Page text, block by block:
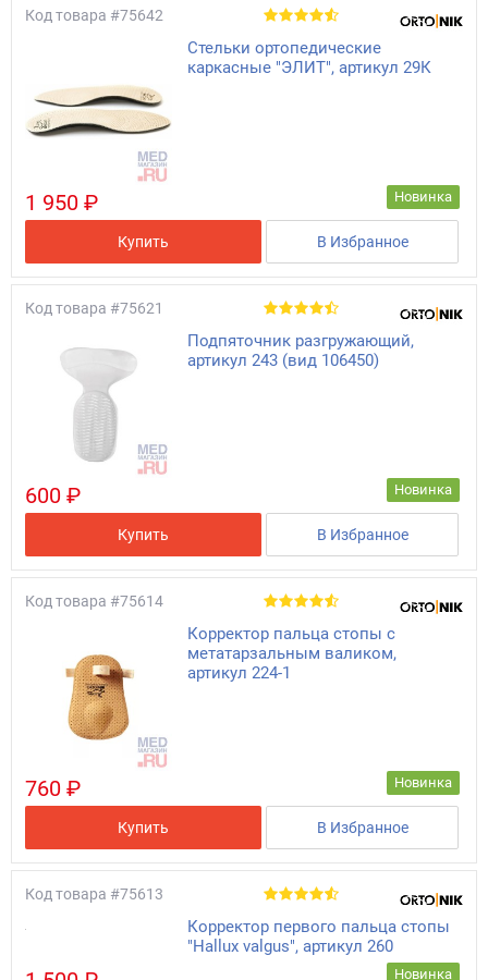
Код товара #75642
Стельки ортопедические
каркасные "ЭЛИТ", артикул 29К
Новинка
1 950 ₽
Купить В Избранное
Код товара #75621
Подпяточник разгружающий,
артикул 243 (вид 106450)
Новинка
600 ₽
Купить В Избранное
Код товара #75614
Корректор пальца стопы с
метатарзальным валиком,
артикул 224-1
Новинка
760 ₽
Купить В Избранное
Код товара #75613
Корректор первого пальца стопы
"Hallux valgus", артикул 260
Новинка